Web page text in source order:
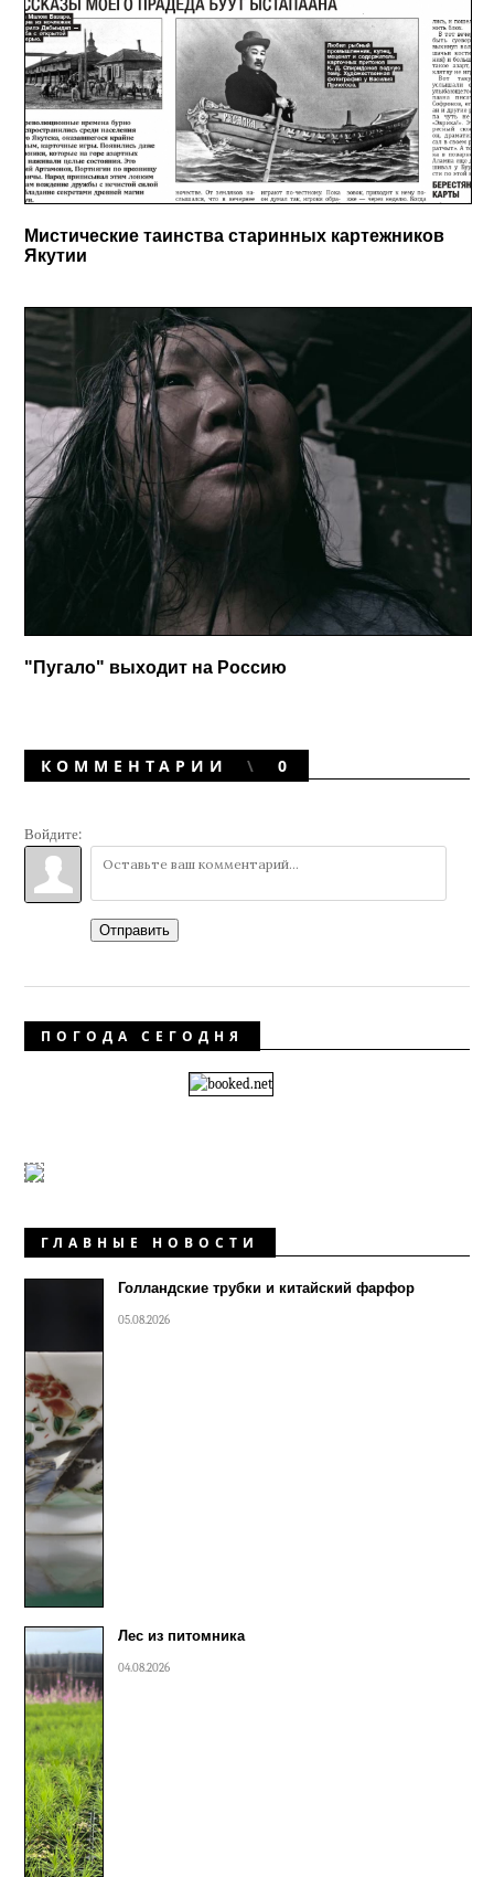
Мистические таинства старинных картежников
Якутии
"Пугало" выходит на Россию
КОММЕНТАРИИ 0
Войдите:
Отправить
ПОГОДА СЕГОДНЯ
ГЛАВНЫЕ НОВОСТИ
Голландские трубки и китайский фарфор
05.08.2026
Лес из питомника
04.08.2026